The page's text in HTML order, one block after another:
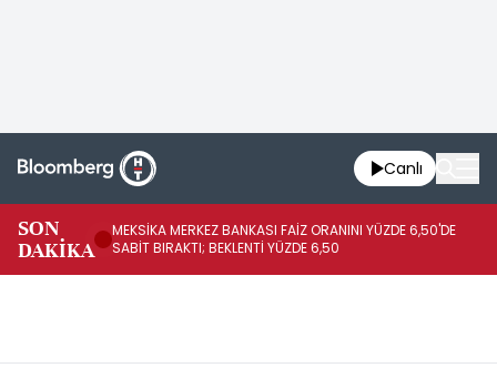
Canlı
SON
DAKİKA
MEKSİKA MERKEZ BANKASI FAİZ ORANINI YÜZDE 6,50'DE
SABİT BIRAKTI; BEKLENTİ YÜZDE 6,50